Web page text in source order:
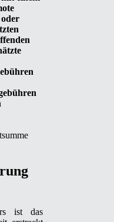
ist das